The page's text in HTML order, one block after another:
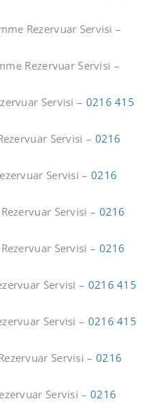
Rezervuar Servisi –
Rezervuar Servisi –
Servisi – 0216 415
Servisi – 0216
Servisi – 0216
Servisi – 0216
Servisi – 0216
Servisi – 0216 415
Servisi – 0216 415
Servisi – 0216
Servisi – 0216